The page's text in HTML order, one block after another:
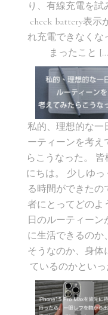
り、有線充電を試
check battery表示
れ充電できなくな
まったこと
私的、理想的な一
ーティーンを考え
らこうなった。 皆
にちは。 少しゆっ
る時間ができたの
者にとってどのよ
日のルーティーン
に生活できるのか
そうなのか、身体
ているのかとい